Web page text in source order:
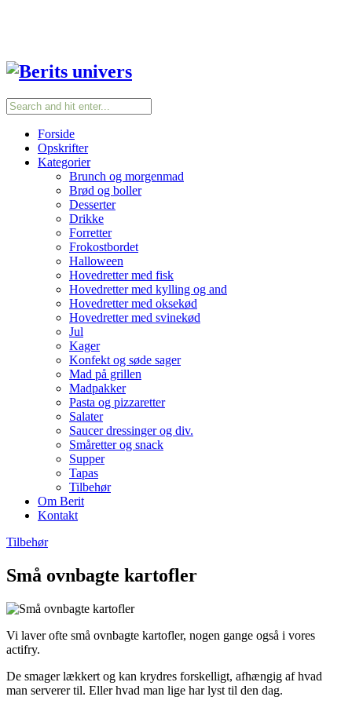
Forside
Opskrifter
Kategorier
Brunch og morgenmad
Brød og boller
Desserter
Drikke
Forretter
Frokostbordet
Halloween
Hovedretter med fisk
Hovedretter med kylling og and
Hovedretter med oksekød
Hovedretter med svinekød
Jul
Kager
Konfekt og søde sager
Mad på grillen
Madpakker
Pasta og pizzaretter
Salater
Saucer dressinger og div.
Småretter og snack
Supper
Tapas
Tilbehør
Om Berit
Kontakt
Tilbehør
Små ovnbagte kartofler
Vi laver ofte små ovnbagte kartofler, nogen gange også i vores
actifry.
De smager lækkert og kan krydres forskelligt, afhængig af hvad
man serverer til. Eller hvad man lige har lyst til den dag.